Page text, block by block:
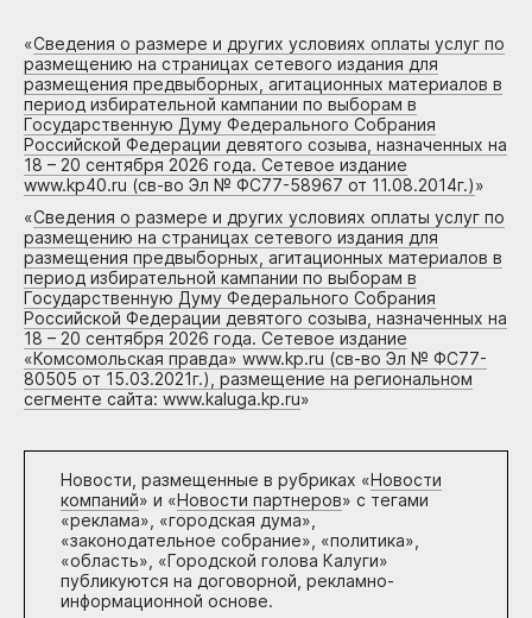
«Сведения о размере и других условиях оплаты услуг по
размещению на страницах сетевого издания для
размещения предвыборных, агитационных материалов в
период избирательной кампании по выборам в
Государственную Думу Федерального Собрания
Российской Федерации девятого созыва, назначенных на
18 – 20 сентября 2026 года. Сетевое издание
www.kp40.ru (св-во Эл № ФС77-58967 от 11.08.2014г.)»
«Сведения о размере и других условиях оплаты услуг по
размещению на страницах сетевого издания для
размещения предвыборных, агитационных материалов в
период избирательной кампании по выборам в
Государственную Думу Федерального Собрания
Российской Федерации девятого созыва, назначенных на
18 – 20 сентября 2026 года. Сетевое издание
«Комсомольская правда» www.kp.ru (св-во Эл № ФС77-
80505 от 15.03.2021г.), размещение на региональном
сегменте сайта: www.kaluga.kp.ru»
Новости, размещенные в рубриках «Новости
компаний» и «Новости партнеров» с тегами
«реклама», «городская дума»,
«законодательное собрание», «политика»,
«область», «Городской голова Калуги»
публикуются на договорной, рекламно-
информационной основе.